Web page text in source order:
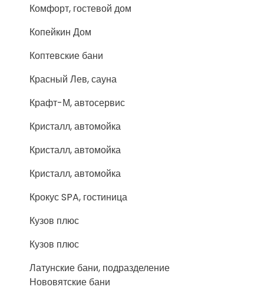
Комфорт, гостевой дом
Копейкин Дом
Коптевские бани
Красный Лев, сауна
Крафт-М, автосервис
Кристалл, автомойка
Кристалл, автомойка
Кристалл, автомойка
Крокус SPA, гостиница
Кузов плюс
Кузов плюс
Латунские бани, подразделение
Нововятские бани